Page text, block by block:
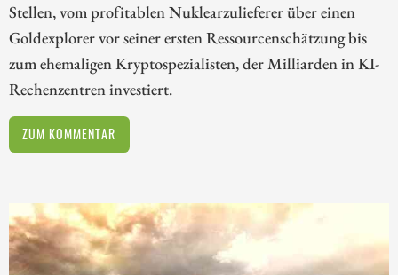
Stellen, vom profitablen Nuklearzulieferer über einen
Goldexplorer vor seiner ersten Ressourcenschätzung bis
zum ehemaligen Kryptospezialisten, der Milliarden in KI-
Rechenzentren investiert.
ZUM KOMMENTAR